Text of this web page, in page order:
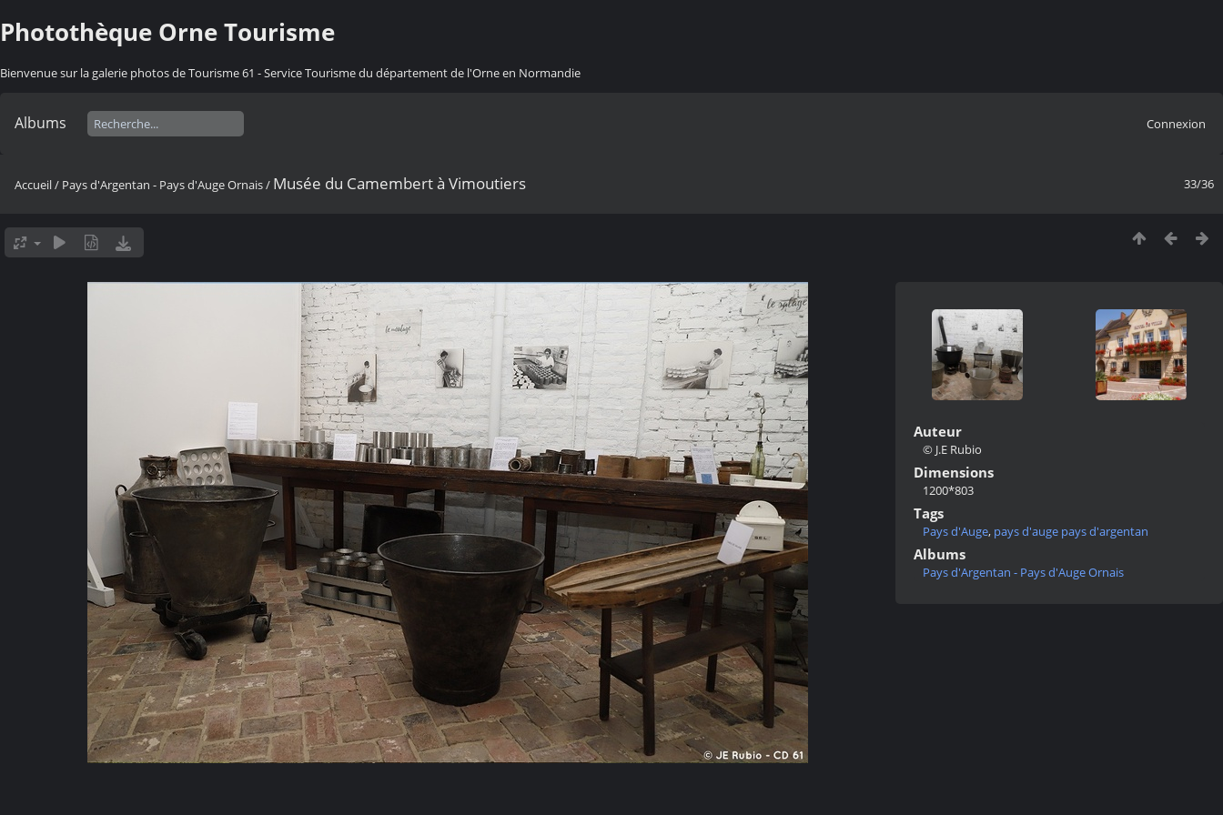
Photothèque Orne Tourisme
Bienvenue sur la galerie photos de Tourisme 61 - Service Tourisme du département de l'Orne en Normandie
Albums Connexion
33/36
Accueil/ Pays d'Argentan - Pays d'Auge Ornais/ Musée du Camembert à Vimoutiers
Auteur
© J.E Rubio
Dimensions
1200*803
Tags
Pays d'Auge, pays d'auge pays d'argentan
Albums
Pays d'Argentan - Pays d'Auge Ornais